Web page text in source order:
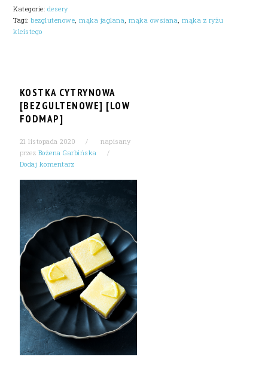
Kategorie: desery
Tagi:bezglutenowe ,mąka jaglana ,mąka owsiana ,mąka z ryżu
kleistego
KOSTKA CYTRYNOWA
[BEZGULTENOWE] [LOW
FODMAP]
21 listopada 2020
napisany
przez Bożena Garbińska
Dodaj komentarz